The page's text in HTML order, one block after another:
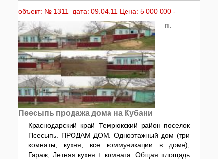
объект: № 1311 дата: 09.04.11 Цена: 5 000 000 -
п.
Пеесыпь продажа дома на Кубани
Краснодарский край Темрюкский район поселок
Пеесыпь. ПРОДАМ ДОМ. Одноэтажный дом (три
комнаты, кухня, все коммуникации в доме),
Гараж, Летняя кухня + комната. Общая площадь